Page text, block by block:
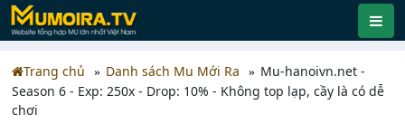
Trang chủ Danh sách Mu Mới Ra
Mu-hanoivn.net -
Season 6 - Exp: 250x - Drop: 10% - Không top lạp, cầy là có dễ
chơi